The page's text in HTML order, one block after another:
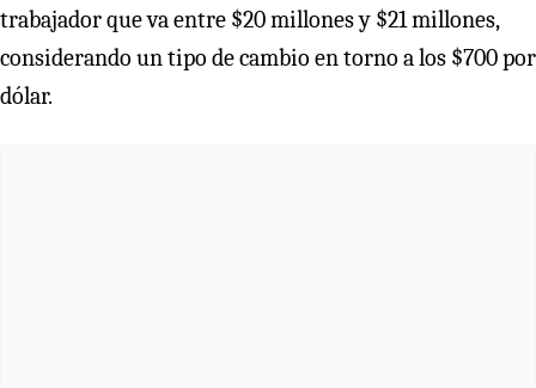
trabajador que va entre $20 millones y $21 millones,
considerando un tipo de cambio en torno a los $700 por
dólar.